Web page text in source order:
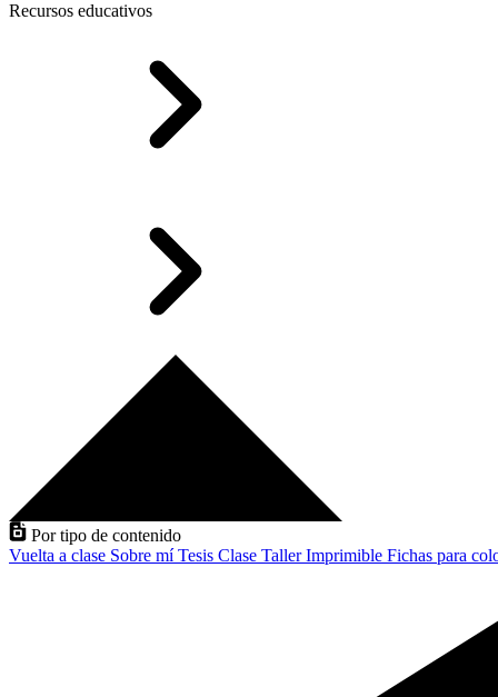
Recursos educativos
Por tipo de contenido
Vuelta a clase Sobre míTesis Clase TallerImprimible Fichas para